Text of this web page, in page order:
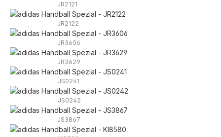
JR2121
JR2122
JR3606
JR3629
JS0241
JS0242
JS3867